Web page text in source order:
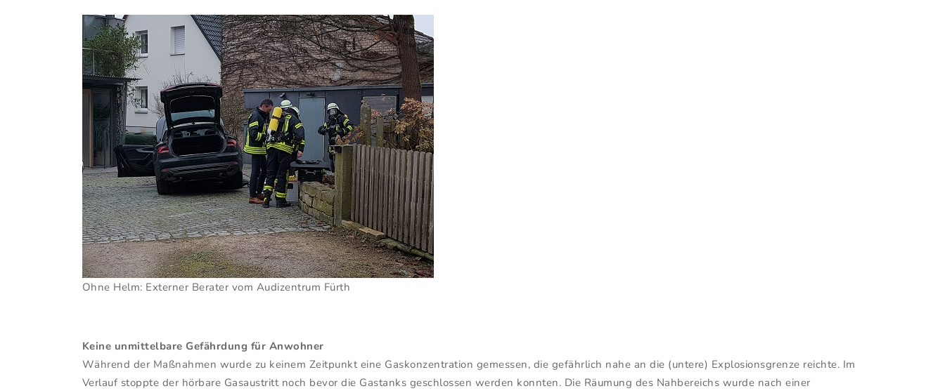
Ohne Helm: Externer Berater vom Audizentrum Fürth
Keine unmittelbare Gefährdung für Anwohner
Während der Maßnahmen wurde zu keinem Zeitpunkt eine Gaskonzentration gemessen, die gefährlich nahe an die (untere) Explosionsgrenze reichte. Im
Verlauf stoppte der hörbare Gasaustritt noch bevor die Gastanks geschlossen werden konnten. Die Räumung des Nahbereichs wurde nach einer